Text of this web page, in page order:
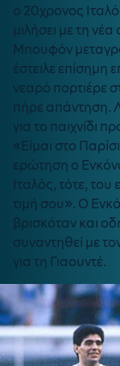
ο 20χρονος
μιλήσει με τη
Μπουφόν
έστειλε επίσημη
νεαρό πορτιέρε
πήρε απάντηση.
για το παιχνίδι
«Είμαι στο
ερώτηση ο
Ιταλός, τότε, του
τιμή σου». Ο
βρισκόταν και
συναντηθεί με
για τη Γιαουντέ.